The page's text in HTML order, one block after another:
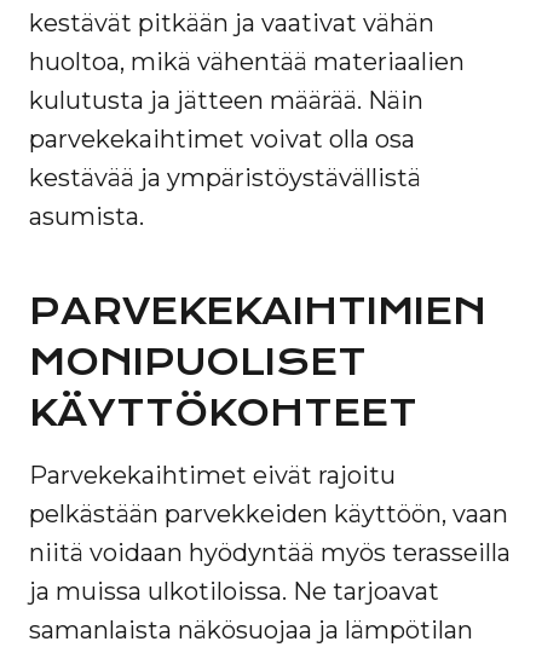
kestävät pitkään ja vaativat vähän
huoltoa, mikä vähentää materiaalien
kulutusta ja jätteen määrää. Näin
parvekekaihtimet voivat olla osa
kestävää ja ympäristöystävällistä
asumista.
PARVEKEKAIHTIMIEN
MONIPUOLISET
KÄYTTÖKOHTEET
Parvekekaihtimet eivät rajoitu
pelkästään parvekkeiden käyttöön, vaan
niitä voidaan hyödyntää myös terasseilla
ja muissa ulkotiloissa. Ne tarjoavat
samanlaista näkösuojaa ja lämpötilan